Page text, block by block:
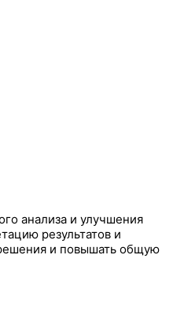
анализа и улучшения
результатов и
и повышать общую